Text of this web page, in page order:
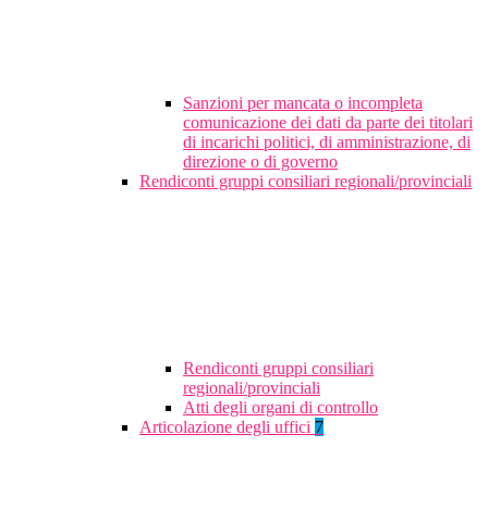
Sanzioni per mancata o incompleta
comunicazione dei dati da parte dei titolari
di incarichi politici, di amministrazione, di
direzione o di governo
Rendiconti gruppi consiliari regionali/provinciali
Rendiconti gruppi consiliari
regionali/provinciali
Atti degli organi di controllo
Articolazione degli uffici 7